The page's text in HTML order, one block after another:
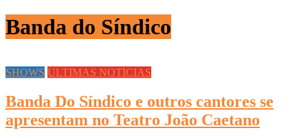
Banda do Síndico
SHOWS ÚLTIMAS NOTÍCIAS
Banda Do Síndico e outros cantores se
apresentam no Teatro João Caetano